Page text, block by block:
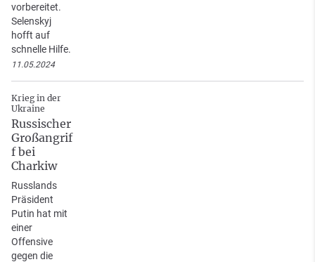
vorbereitet.
Selenskyj
hofft auf
schnelle Hilfe.
11.05.2024
Krieg in der
Ukraine
Russischer
Großangrif
f bei
Charkiw
Russlands
Präsident
Putin hat mit
einer
Offensive
gegen die